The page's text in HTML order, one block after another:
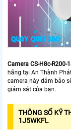
Camera CS-H8c-R200-
hãng tại An Thành
camera này đảm bảo
giám sát của bạn.
THÔNG SỐ KỸ
1J5WKFL